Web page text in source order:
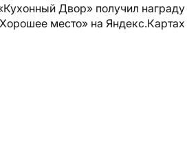
Двор» получил награду
место» на Яндекс.Картах